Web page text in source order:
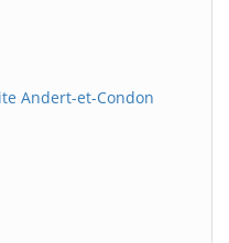
Andert-et-Condon